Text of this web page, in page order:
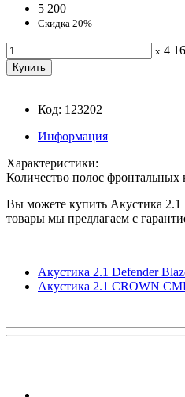
5 200
Скидка 20%
x 4
Код: 123202
Информация
Характеристики:
Количество полос
Вы можете купить Акустика 2.1
товары мы предлагаем с
Акустика 2.1 Defender
Акустика 2.1 CROWN